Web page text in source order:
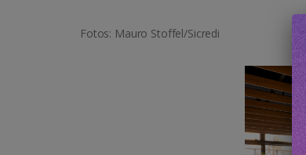
Fotos: Mauro Stoffel/Sicredi